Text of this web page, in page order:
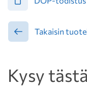
Takaisin
Kysy